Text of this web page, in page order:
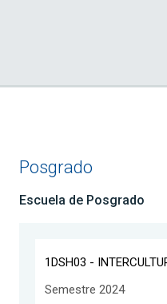
Posgrado
Escuela de Posgrado
1DSH03 -
Semestre 2024